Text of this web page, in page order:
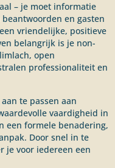
– je moet informatie
en gasten
vriendelijke, positieve
belangrijk is je non-
open
professionaliteit en
te passen aan
vaardigheid in
een formele benadering,
Door snel in te
je voor iedereen een